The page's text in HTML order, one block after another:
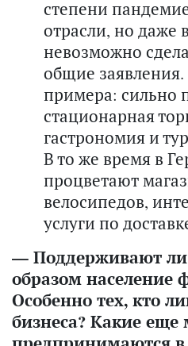
степени
отрасли, но даже
невозможно
общие заявления.
примера: сильно
стационарная
гастрономия и
В то же время в
процветают
велосипедов,
услуги по
— Поддерживают
образом население
Особенно тех, кто
бизнеса? Какие